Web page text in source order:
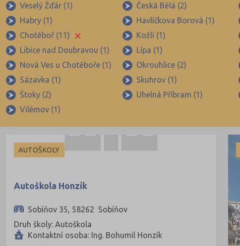
Beroun (85)
Blansko (88)
Brno-město (317)
Brno-venkov (149)
Bruntál (73)
Břeclav (84)
Česká Lípa (79)
Děčín (106)
Frýdek-Místek (164)
Havlíčkův Brod (82)
Hodonín (119)
Hradec Králové (139)
Veselý Žďár (1) Česká Bělá (2)
Habry (1)
Havlíčkova Borová (1)
Chotěboř (11)
× Kožlí (1)
Libice nad Doubravou (1)
Lípa (1)
Nová Ves u Chotěboře (1)
Okrouhlice (2)
Sázavka (1)
Skuhrov (1)
Štoky (2)
Uhelná Příbram (1)
Vilémov (1)
AUTOŠKOLY
Autoškola Honzík
Sobíňov 35, 58262 Sobíňov
Druh školy: Autoškola
Kontaktní osoba: Ing. Bohumil Honzík